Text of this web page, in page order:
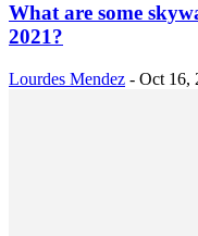
What are some
2021?
Lourdes Mendez - Oct 16,